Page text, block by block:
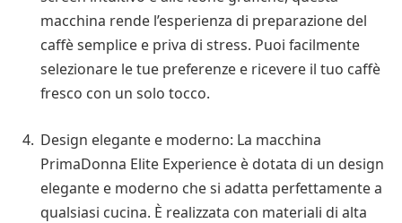
macchina rende l’esperienza di preparazione del
caffè semplice e priva di stress. Puoi facilmente
selezionare le tue preferenze e ricevere il tuo caffè
fresco con un solo tocco.
Design elegante e moderno: La macchina
PrimaDonna Elite Experience è dotata di un design
elegante e moderno che si adatta perfettamente a
qualsiasi cucina. È realizzata con materiali di alta